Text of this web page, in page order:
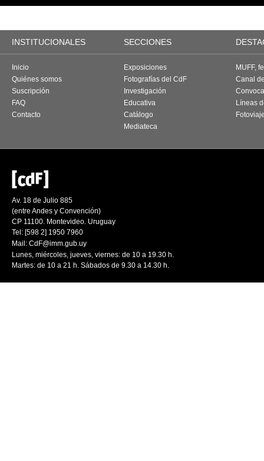
INSTITUCIONALES SECCIONES
Inicio
Quiénes somos
Suscripción
FAQ
Contacto
Exposiciones
Fotografías del CdF
Investigación
Educativa
Catálogo
Mediateca
MUFF,
Canal
Líneas
Av. 18 de Julio 885
(entre Andes y Convención)
CP 11100. Montevideo. Uruguay
Tel: [598 2] 1950 7960
Mail: CdF@imm.gub.uy
Lunes, miércoles, jueves, viernes: de 10 a 19.30 h.
Martes: de 10 a 21 h. Sábados de 9.30 a 14.30 h.